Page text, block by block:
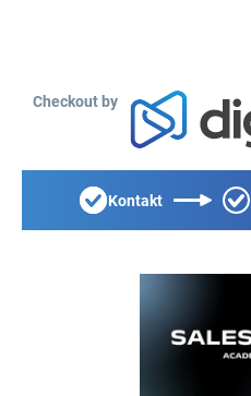
Checkout by
Kontakt